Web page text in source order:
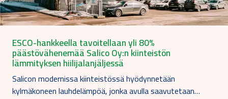
ESCO-hankkeella tavoitellaan yli 80%
päästövähenemää Salico Oy:n kiinteistön
lämmityksen hiilijalanjäljessä
Salicon modernissa kiinteistössä hyödynnetään
kylmäkoneen lauhdelämpöä, jonka avulla saavutetaan…